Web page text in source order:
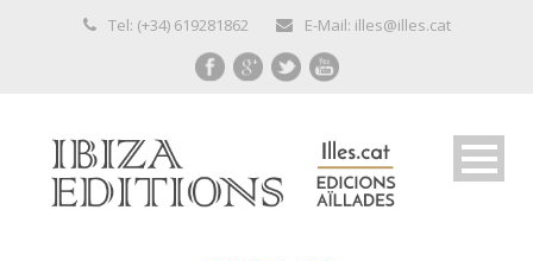
Tel: (+34) 619281862 E-Mail: illes@illes.cat